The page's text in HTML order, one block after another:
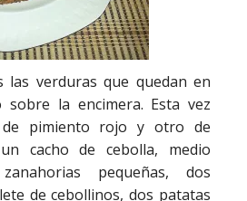
las verduras que quedan en
la encimera. Esta vez
pimiento rojo y otro de
cacho de cebolla, medio
pequeñas, dos
de cebollinos, dos patatas